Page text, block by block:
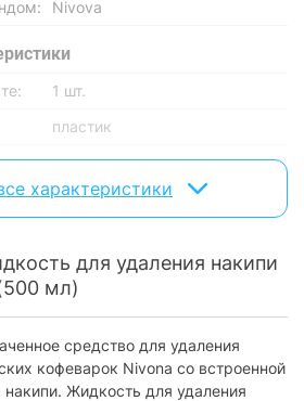
Nivova
1 шт.
пластик
товара могут изменяться
характеристики
для удаления накипи
мл)
средство для удаления
кофеварок Nivona со встроенной
Жидкость для удаления